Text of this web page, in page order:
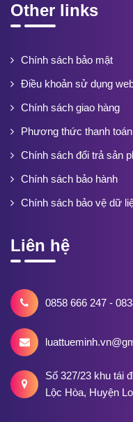
Other links
Chính sách bảo mật
Điều khoản sử dụng
Chính sách giao hàng
Phương thức thanh toán
Chính sách đổi trả sản
Chính sách bảo hành
Chính sách bảo vệ dữ
Liên hệ
0858 666 247 -
Số 327/23 khu tái
Lộc Hòa, Huyện